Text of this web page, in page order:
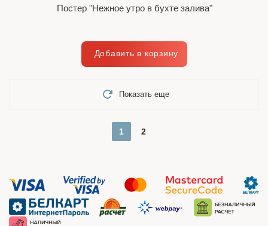
Постер "Нежное утро в бухте залива"
Показать еще
1 2